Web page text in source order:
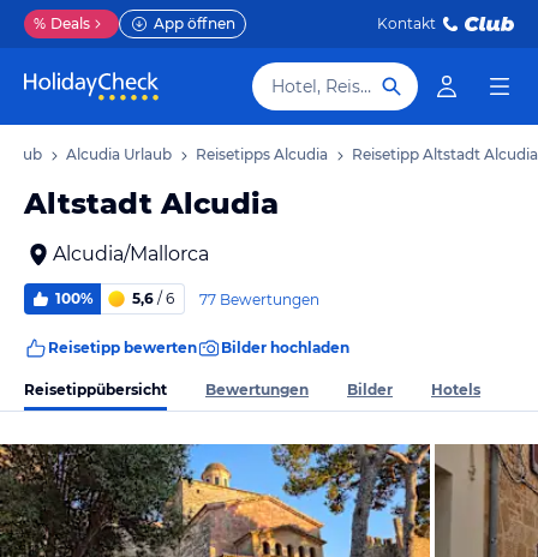
% Deals App öffnen Kontakt
Hotel, Reiseziel
Alcudia Urlaub Reisetipps Alcudia Reisetipp Altstadt Alcudia
Altstadt Alcudia
Alcudia/Mallorca
100% 5,6 / 6 77 Bewertungen
Reisetipp bewerten Bilder hochladen
Reisetippübersicht Bewertungen Bilder Hotels